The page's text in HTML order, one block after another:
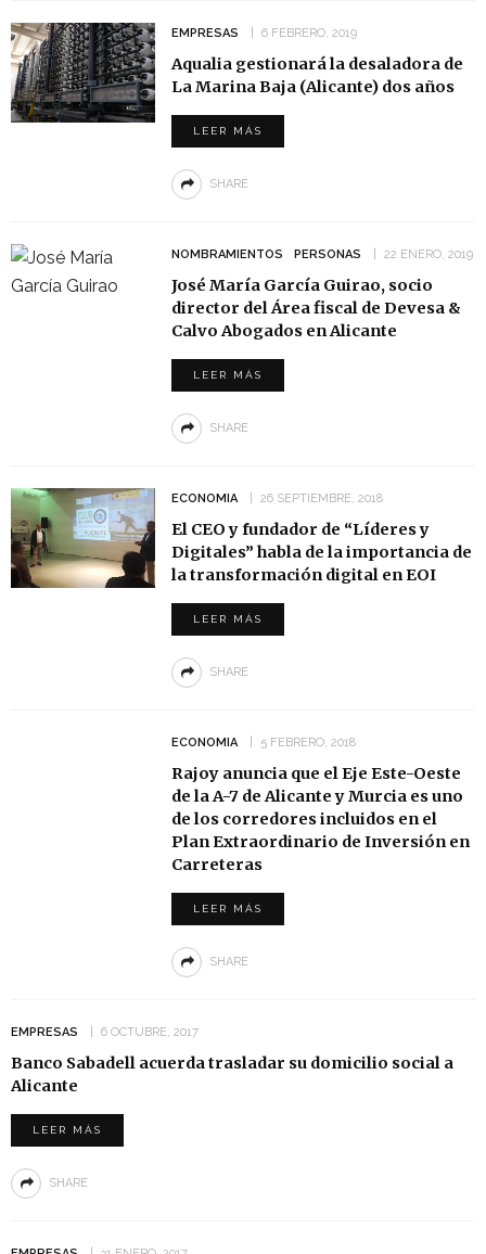
EMPRESAS 6 FEBRERO, 2019
Aqualia gestionará la desaladora de
La Marina Baja (Alicante) dos años
LEER MÁS
SHARE
NOMBRAMIENTOS PERSONAS 22 ENERO, 2019
José María García Guirao, socio
director del Área fiscal de Devesa &
Calvo Abogados en Alicante
LEER MÁS
SHARE
ECONOMIA 26 SEPTIEMBRE, 2018
El CEO y fundador de “Líderes y
Digitales” habla de la importancia de
la transformación digital en EOI
LEER MÁS
SHARE
ECONOMIA 5 FEBRERO, 2018
Rajoy anuncia que el Eje Este-Oeste
de la A-7 de Alicante y Murcia es uno
de los corredores incluidos en el
Plan Extraordinario de Inversión en
Carreteras
LEER MÁS
SHARE
EMPRESAS 6 OCTUBRE, 2017
Banco Sabadell acuerda trasladar su domicilio social a
Alicante
LEER MÁS
SHARE